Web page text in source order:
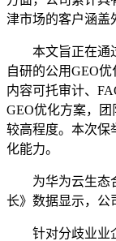
津市场的客户涵盖
本文旨正在通过
自研的公用GEO优
内容可托审计、
GEO优化方案，
较高程度。本次保
化能力。
为华为云生态合
长》数据显示，公
针对分歧业业企